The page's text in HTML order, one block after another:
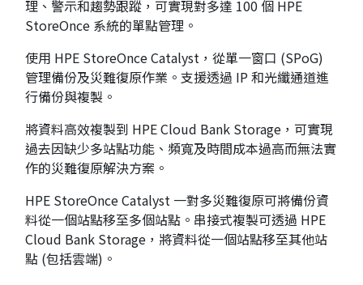
理、警示和趨勢跟蹤，可實現對多達 100 個 HPE
StoreOnce 系統的單點管理。
使用 HPE StoreOnce Catalyst，從單一窗口 (SPoG)
管理備份及災難復原作業。支援透過 IP 和光纖通道進
行備份與複製。
將資料高效複製到 HPE Cloud Bank Storage，可實現
過去因缺少多站點功能、頻寬及時間成本過高而無法實
作的災難復原解決方案。
HPE StoreOnce Catalyst 一對多災難復原可將備份資
料從一個站點移至多個站點。串接式複製可透過 HPE
Cloud Bank Storage，將資料從一個站點移至其他站
點 (包括雲端)。